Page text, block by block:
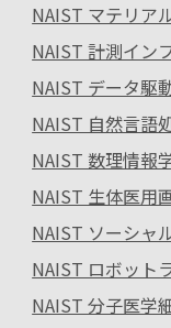
NAIST マテリア
NAIST 計測イン
NAIST データ駆
NAIST 自然言語
NAIST 数理情報
NAIST 生体医用
NAIST ソーシャ
NAIST ロボット
NAIST 分子医学